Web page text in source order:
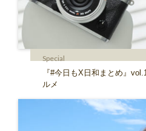
Special
『#今日もX日和まとめ』
ルメ